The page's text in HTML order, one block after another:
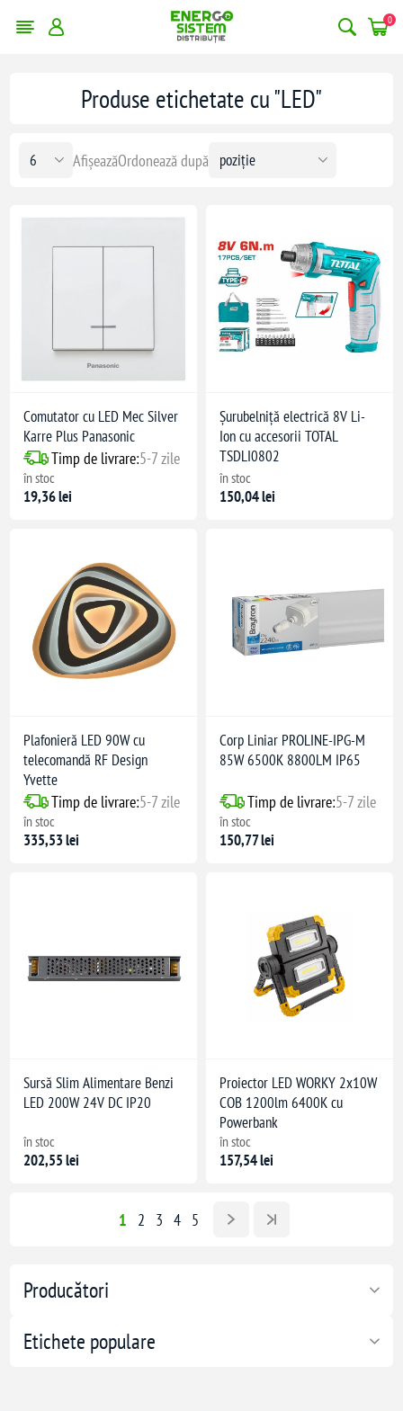
0
Producători
Etichete populare
Produse etichetate cu "LED"
Ordonează după
Afișează
Comutator cu LED Mec Silver
Karre Plus Panasonic
Timp de livrare:5-7 zile
în stoc
19,36 lei
Șurubelniță electrică 8V Li-
Ion cu accesorii TOTAL
TSDLI0802
în stoc
150,04 lei
Plafonieră LED 90W cu
telecomandă RF Design
Yvette
Timp de livrare:5-7 zile
în stoc
335,53 lei
Corp Liniar PROLINE-IPG-M
85W 6500K 8800LM IP65
Timp de livrare:5-7 zile
în stoc
150,77 lei
Sursă Slim Alimentare Benzi
LED 200W 24V DC IP20
în stoc
202,55 lei
Proiector LED WORKY 2x10W
COB 1200lm 6400K cu
Powerbank
în stoc
157,54 lei
1 2 3 4 5